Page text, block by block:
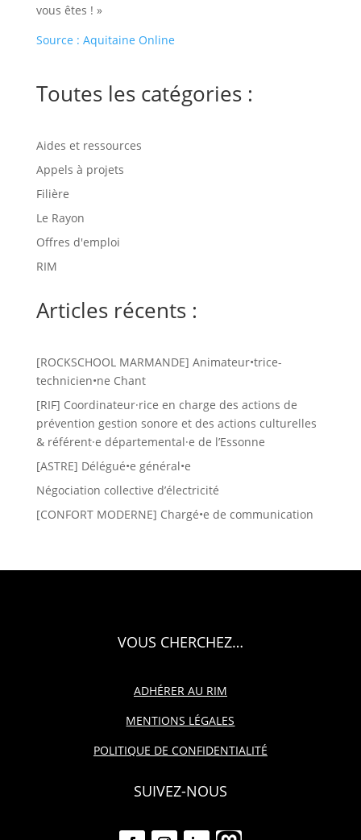
vous êtes ! »
Source : Aquitaine Online
Toutes les catégories :
Aides et ressources
Appels à projets
Filière
Le Rayon
Offres d'emploi
RIM
Articles récents :
[ROCKSCHOOL MARMANDE] Animateur•trice-
technicien•ne Chant
[RIF] Coordinateur·rice en charge des actions de
prévention gestion sonore et des actions culturelles
& référent·e départemental·e de l’Essonne
[ASTRE] Délégué•e général•e
Négociation collective d’électricité
[CONFORT MODERNE] Chargé•e de communication
VOUS CHERCHEZ…
ADHÉRER AU RIM
MENTIONS LÉGALES
POLITIQUE DE CONFIDENTIALITÉ
SUIVEZ-NOUS